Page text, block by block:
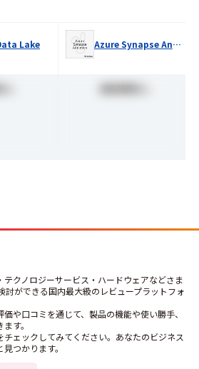
Lake Azure Synapse Analytics
テクノロジーサービス・ハードウェアなどさま
討ができる国内最大級のレビュープラットフォ
や口コミを通じて、製品の機能や使い勝手、
す。
チェックしてみてください。あなたのビジネス
つかります。